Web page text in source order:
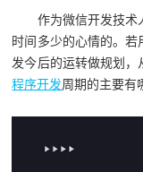
作为微信开发技术人
时间多少的心情的。
发今后的运转做规划，
程序开发周期的主要有